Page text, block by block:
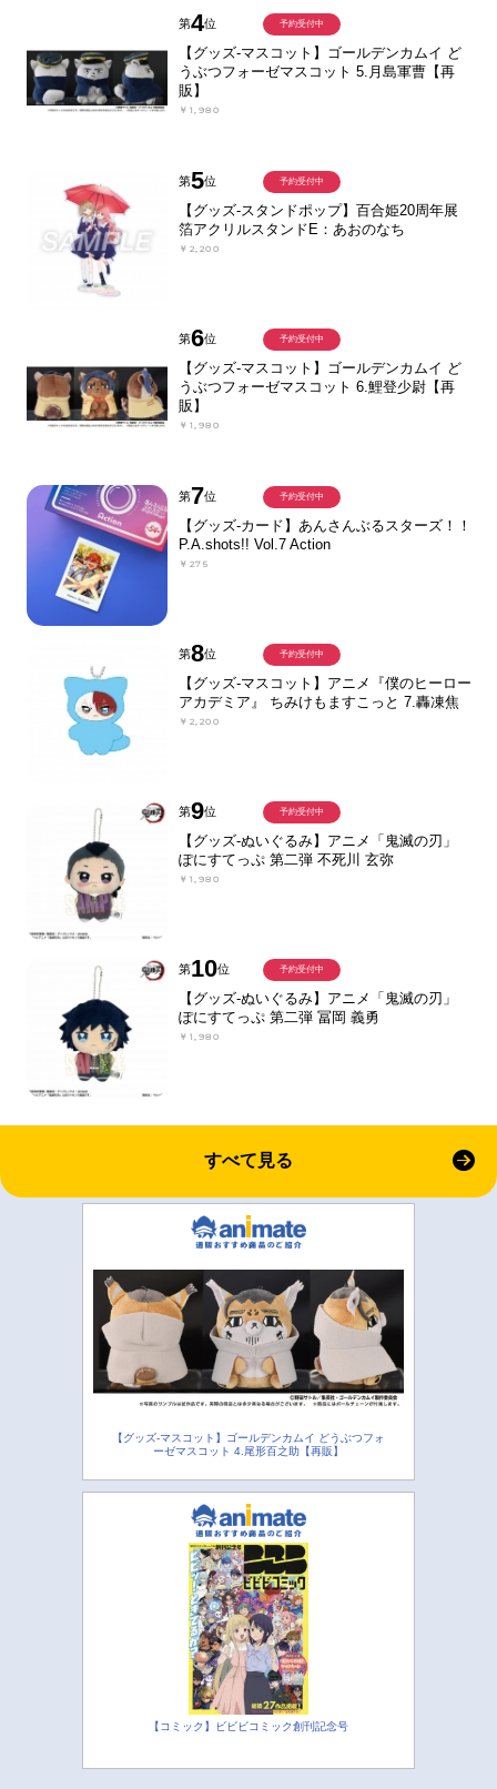
第4位
【グッズ-マスコット】ゴールデンカムイ ど
うぶつフォーゼマスコット 5.月島軍曹【再
販】
￥1,980
予約受付中
第5位
【グッズ-スタンドポップ】百合姫20周年展
箔アクリルスタンドE：あおのなち
￥2,200
予約受付中
第6位
【グッズ-マスコット】ゴールデンカムイ ど
うぶつフォーゼマスコット 6.鯉登少尉【再
販】
￥1,980
予約受付中
第7位
【グッズ-カード】あんさんぶるスターズ！！
P.A.shots!! Vol.7 Action
￥275
予約受付中
第8位
【グッズ-マスコット】アニメ『僕のヒーロー
アカデミア』 ちみけもますこっと 7.轟凍焦
￥2,200
予約受付中
第9位
【グッズ-ぬいぐるみ】アニメ「鬼滅の刃」
ぽにすてっぷ 第二弾 不死川 玄弥
￥1,980
予約受付中
第10位
【グッズ-ぬいぐるみ】アニメ「鬼滅の刃」
ぽにすてっぷ 第二弾 冨岡 義勇
￥1,980
予約受付中
すべて見る
【グッズ-マスコット】ゴールデンカムイ どうぶつフォ
ーゼマスコット 4.尾形百之助【再販】
【コミック】ビビビコミック創刊記念号